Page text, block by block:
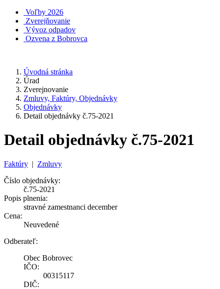
Voľby 2026
Zverejňovanie
Vývoz odpadov
Ozvena z Bobrovca
Úvodná stránka
Úrad
Zverejnovanie
Zmluvy, Faktúry, Objednávky
Objednávky
Detail objednávky č.75-2021
Detail objednávky č.75-2021
Faktúry | Zmluvy
Číslo objednávky:
č.75-2021
Popis plnenia:
stravné zamestnanci december
Cena:
Neuvedené
Odberateľ:
Obec Bobrovec
IČO:
00315117
DIČ: